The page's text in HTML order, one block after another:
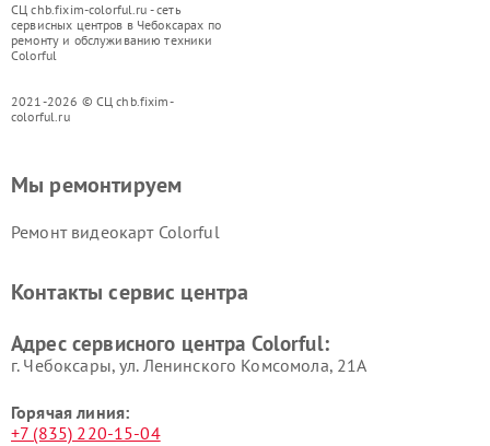
СЦ chb.fixim-colorful.ru - сеть
сервисных центров в Чебоксарах по
ремонту и обслуживанию техники
Colorful
2021-2026 © СЦ chb.fixim-
colorful.ru
Мы ремонтируем
Ремонт видеокарт Colorful
Контакты сервис центра
Адрес сервисного центра Colorful:
г. Чебоксары, ул. Ленинского Комсомола, 21А
Горячая линия:
+7 (835) 220-15-04